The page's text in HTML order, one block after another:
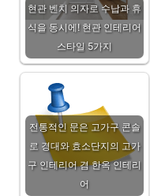
현관 벤치 의자로 수납과 휴
식을 동시에! 현관 인테리어
스타일 5가지
전통적인 문은 고가구 콘솔
로 경대와 효소단지의 고가
구 인테리어 겸 한옥 인테리
어